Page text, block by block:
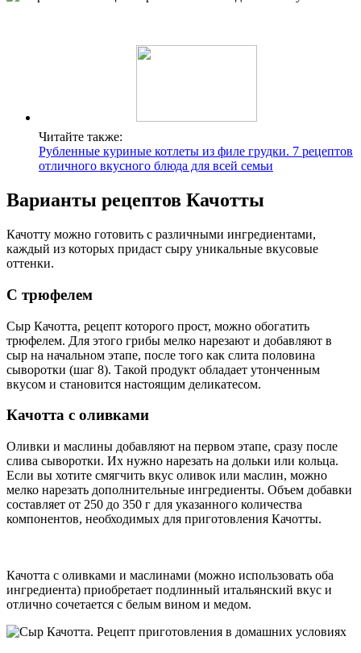
Читайте также:
Рубленные куриные котлеты из филе грудки. 7 рецептов
отличного вкусного блюда для всей семьи
Варианты рецептов Качотты
Качотту можно готовить с различными ингредиентами,
каждый из которых придаст сыру уникальные вкусовые
оттенки.
С трюфелем
Сыр Качотта, рецепт которого прост, можно обогатить
трюфелем. Для этого грибы мелко нарезают и добавляют в
сыр на начальном этапе, после того как слита половина
сыворотки (шаг 8). Такой продукт обладает утонченным
вкусом и становится настоящим деликатесом.
Качотта с оливками
Оливки и маслины добавляют на первом этапе, сразу после
слива сыворотки. Их нужно нарезать на дольки или кольца.
Если вы хотите смягчить вкус оливок или маслин, можно
мелко нарезать дополнительные ингредиенты. Объем добавки
составляет от 250 до 350 г для указанного количества
компонентов, необходимых для приготовления Качотты.
Качотта с оливками и маслинами (можно использовать оба
ингредиента) приобретает подлинный итальянский вкус и
отлично сочетается с белым вином и медом.